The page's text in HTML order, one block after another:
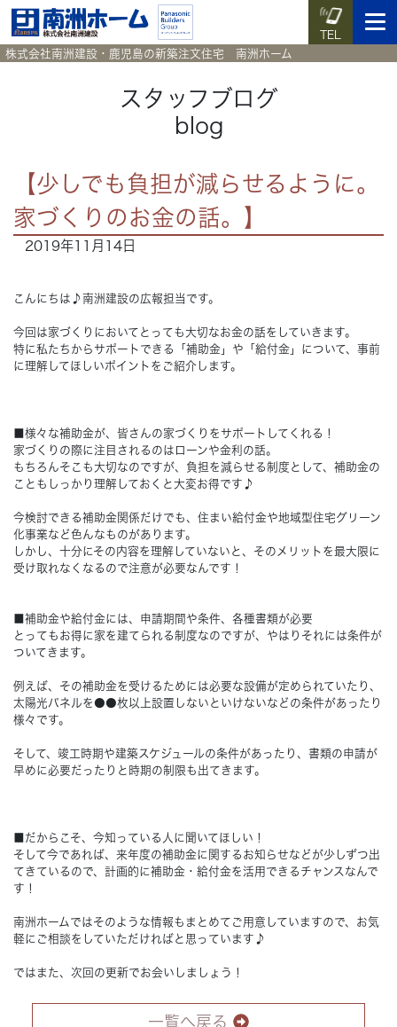
TEL
暮らしのコラム
HOME
News 新着情報
Works 施工実例集
Voice お客様の声
Concept コンセプト
Techno EX テクノストラクチャーEX
株式会社南洲建設・鹿児島の新築注文住宅 南洲ホーム
スタッフブログ
blog
【少しでも負担が減らせるように。
家づくりのお金の話。】
2019年11月14日
こんにちは♪ 南洲建設の広報担当です。
今回は家づくりにおいてとっても大切なお金の話をしていきます。
特に私たちからサポートできる「 補助金 」や「 給付金 」について、事前
に理解してほしいポイントをご紹介します。
■様々な補助金が、皆さんの家づくりをサポートしてくれる！
家づくりの際に注目されるのはローンや金利の話。
もちろんそこも大切なのですが、負担を減らせる制度として、補助金の
こともしっかり理解しておくと大変お得です♪
今検討できる補助金関係だけでも、住まい給付金や地域型住宅グリーン
化事業など色んなものがあります。
しかし、十分にその内容を理解していないと、そのメリットを最大限に
受け取れなくなるので注意が必要なんです！
■補助金や給付金には、申請期間や条件、各種書類が必要
とってもお得に家を建てられる制度なのですが、やはりそれには条件が
ついてきます。
例えば、その補助金を受けるためには必要な設備が定められていたり、
太陽光パネルを●●枚以上設置しないといけないなどの条件があったり
様々です。
そして、竣工時期や建築スケジュールの条件があったり、書類の申請が
早めに必要だったりと時期の制限も出てきます。
■だからこそ、今知っている人に聞いてほしい！
そして今であれば、来年度の補助金に関するお知らせなどが少しずつ出
てきているので、計画的に補助金・給付金を活用できるチャンスなんで
す！
南洲ホームではそのような情報もまとめてご用意していますので、お気
軽にご相談をしていただければと思っています♪
ではまた、次回の更新でお会いしましょう！
一覧へ戻る